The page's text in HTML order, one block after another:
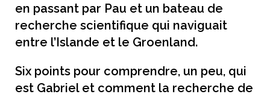
en passant par Pau et un bateau de
recherche scientifique qui naviguait
entre l’Islande et le Groenland.
Six points pour comprendre, un peu, qui
est Gabriel et comment la recherche de